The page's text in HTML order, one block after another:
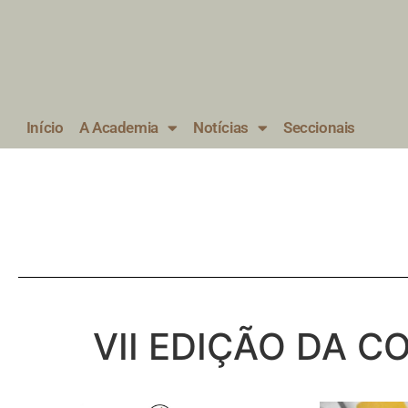
Início A Academia Notícias Seccionais
VII EDIÇÃO DA